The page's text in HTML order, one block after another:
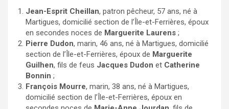
Jean-Esprit Cheillan, patron pêcheur, 57 ans, né à
Martigues, domicilié section de l’Île-et-Ferrières, époux
en secondes noces de Marguerite Laurens ;
Pierre Dudon, marin, 46 ans, né à Martigues, domicilié
section de l’Île-et-Ferrières, époux de Marguerite
Guilhen, fils de feus Jacques Dudon et Catherine
Bonnin ;
François Mourre, marin, 38 ans, né à Martigues,
domicilié section de l’Île-et-Ferrières, époux en